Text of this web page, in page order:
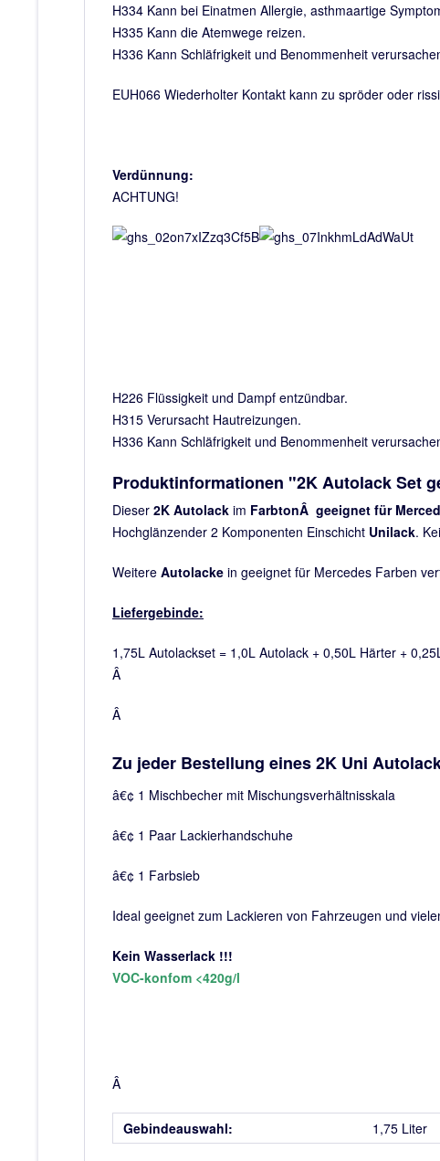
H334 Kann bei Einatmen Allergie, asthmaartige
H335 Kann die Atemwege reizen.
H336 Kann Schläfrigkeit und Benommenheit
EUH066 Wiederholter Kontakt kann zu spröder oder
Verdünnung:
ACHTUNG!
H226 Flüssigkeit und Dampf entzündbar.
H315 Verursacht Hautreizungen.
H336 Kann Schläfrigkeit und Benommenheit
Produktinformationen "2K Autolack Set
Dieser 2K Autolack im FarbtonÂ geeignet für
Hochglänzender 2 Komponenten Einschicht Unilack.
Weitere Autolacke in geeignet für Mercedes Farben
Liefergebinde:
1,75L Autolackset = 1,0L Autolack + 0,50L Härter +
Â
Â
Zu jeder Bestellung eines 2K Uni
â€¢ 1 Mischbecher mit Mischungsverhältnisskala
â€¢ 1 Paar Lackierhandschuhe
â€¢ 1 Farbsieb
Ideal geeignet zum Lackieren von Fahrzeugen und
Kein Wasserlack !!!
VOC-konfom <420g/l
Â
Gebindeauswahl: 1,75 Liter